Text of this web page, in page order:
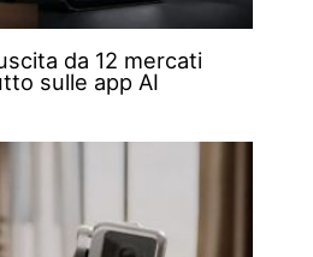
da 12 mercati
sulle app AI